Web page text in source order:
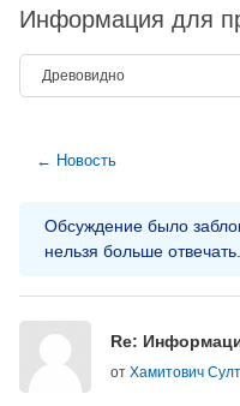
Блоки
Информация для
← Новость
Обсуждение было
нельзя больше отвечать.
Re:
от Хамитович
Количество